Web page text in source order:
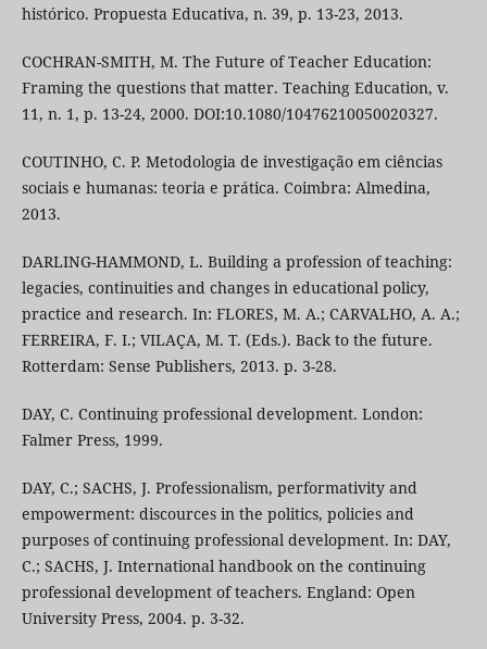
histórico. Propuesta Educativa, n. 39, p. 13-23, 2013.
COCHRAN-SMITH, M. The Future of Teacher Education:
Framing the questions that matter. Teaching Education, v.
11, n. 1, p. 13-24, 2000. DOI:10.1080/10476210050020327.
COUTINHO, C. P. Metodologia de investigação em ciências
sociais e humanas: teoria e prática. Coimbra: Almedina,
2013.
DARLING-HAMMOND, L. Building a profession of teaching:
legacies, continuities and changes in educational policy,
practice and research. In: FLORES, M. A.; CARVALHO, A. A.;
FERREIRA, F. I.; VILAÇA, M. T. (Eds.). Back to the future.
Rotterdam: Sense Publishers, 2013. p. 3-28.
DAY, C. Continuing professional development. London:
Falmer Press, 1999.
DAY, C.; SACHS, J. Professionalism, performativity and
empowerment: discources in the politics, policies and
purposes of continuing professional development. In: DAY,
C.; SACHS, J. International handbook on the continuing
professional development of teachers. England: Open
University Press, 2004. p. 3-32.